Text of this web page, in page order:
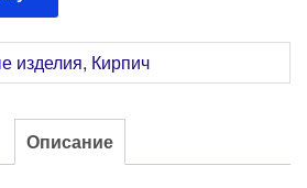
изделия, Кирпич
Описание